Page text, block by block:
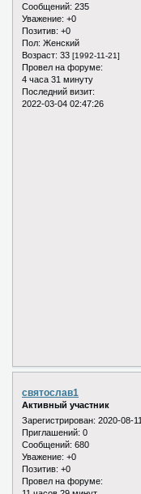
Сообщений: 235
Уважение: +0
Позитив: +0
Пол: Женский
Возраст: 33 [1992-11-21]
Провел на форуме:
4 часа 31 минуту
Последний визит:
2022-03-04 02:47:26
святослав1
Активный участник
Зарегистрирован: 2020-08-11
Приглашений: 0
Сообщений: 680
Уважение: +0
Позитив: +0
Провел на форуме: